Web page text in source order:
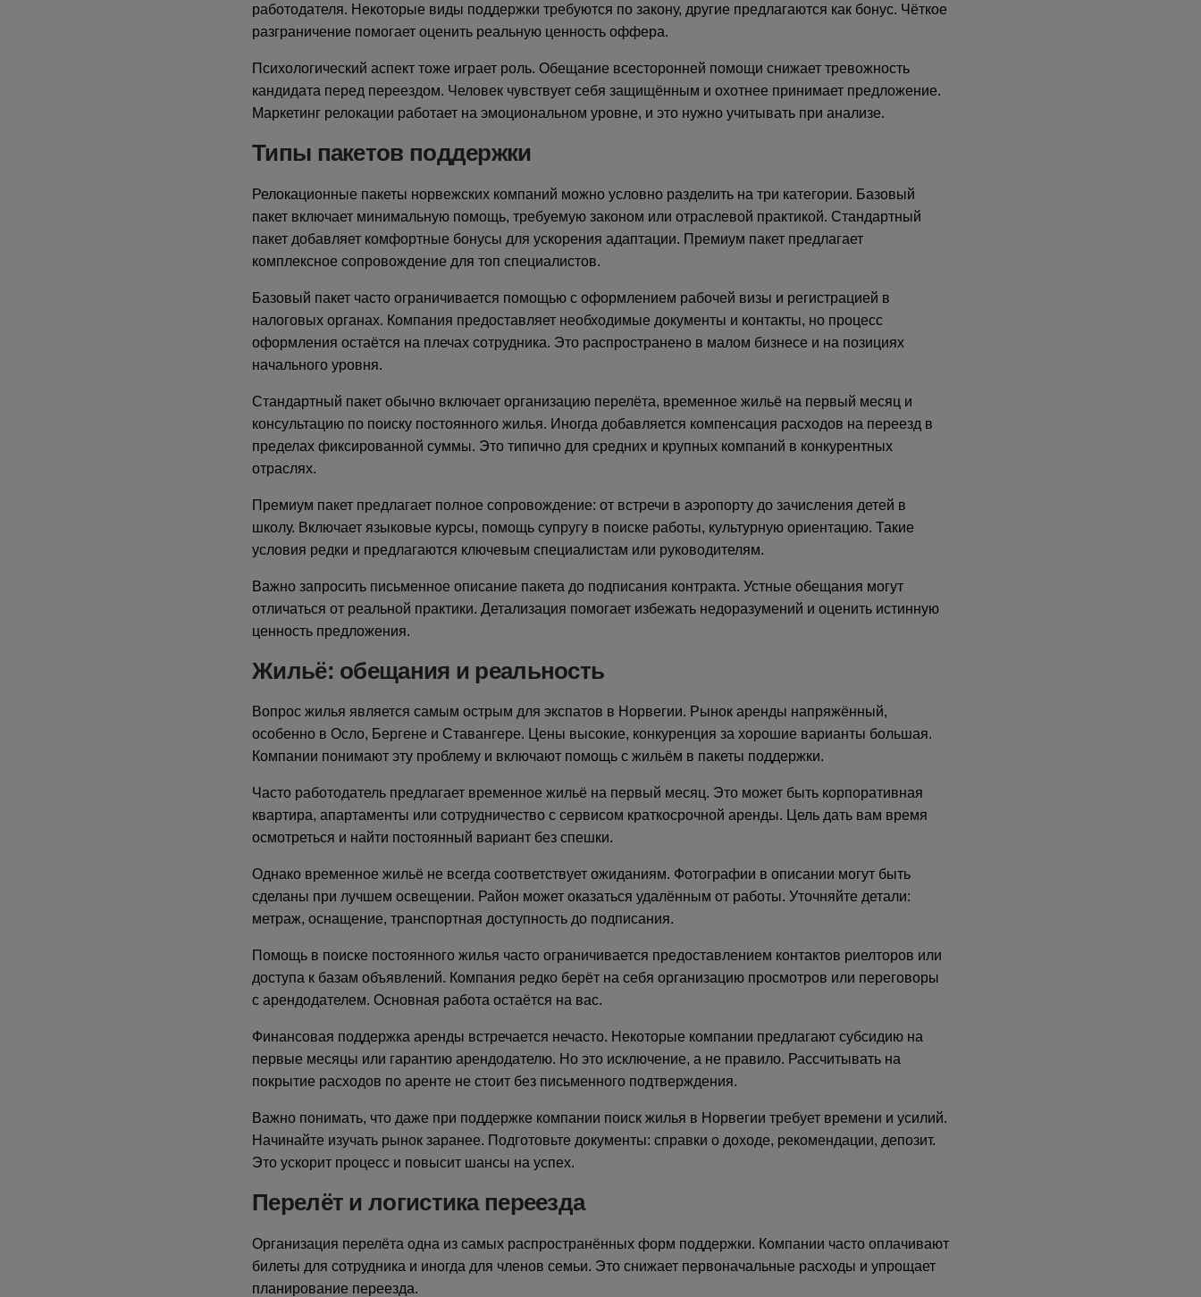
работодателя. Некоторые виды поддержки требуются по закону, другие предлагаются как бонус. Чёткое
разграничение помогает оценить реальную ценность оффера.
Психологический аспект тоже играет роль. Обещание всесторонней помощи снижает тревожность
кандидата перед переездом. Человек чувствует себя защищённым и охотнее принимает предложение.
Маркетинг релокации работает на эмоциональном уровне, и это нужно учитывать при анализе.
Типы пакетов поддержки
Релокационные пакеты норвежских компаний можно условно разделить на три категории. Базовый
пакет включает минимальную помощь, требуемую законом или отраслевой практикой. Стандартный
пакет добавляет комфортные бонусы для ускорения адаптации. Премиум пакет предлагает
комплексное сопровождение для топ специалистов.
Базовый пакет часто ограничивается помощью с оформлением рабочей визы и регистрацией в
налоговых органах. Компания предоставляет необходимые документы и контакты, но процесс
оформления остаётся на плечах сотрудника. Это распространено в малом бизнесе и на позициях
начального уровня.
Стандартный пакет обычно включает организацию перелёта, временное жильё на первый месяц и
консультацию по поиску постоянного жилья. Иногда добавляется компенсация расходов на переезд в
пределах фиксированной суммы. Это типично для средних и крупных компаний в конкурентных
отраслях.
Премиум пакет предлагает полное сопровождение: от встречи в аэропорту до зачисления детей в
школу. Включает языковые курсы, помощь супругу в поиске работы, культурную ориентацию. Такие
условия редки и предлагаются ключевым специалистам или руководителям.
Важно запросить письменное описание пакета до подписания контракта. Устные обещания могут
отличаться от реальной практики. Детализация помогает избежать недоразумений и оценить истинную
ценность предложения.
Жильё: обещания и реальность
Вопрос жилья является самым острым для экспатов в Норвегии. Рынок аренды напряжённый,
особенно в Осло, Бергене и Ставангере. Цены высокие, конкуренция за хорошие варианты большая.
Компании понимают эту проблему и включают помощь с жильём в пакеты поддержки.
Часто работодатель предлагает временное жильё на первый месяц. Это может быть корпоративная
квартира, апартаменты или сотрудничество с сервисом краткосрочной аренды. Цель дать вам время
осмотреться и найти постоянный вариант без спешки.
Однако временное жильё не всегда соответствует ожиданиям. Фотографии в описании могут быть
сделаны при лучшем освещении. Район может оказаться удалённым от работы. Уточняйте детали:
метраж, оснащение, транспортная доступность до подписания.
Помощь в поиске постоянного жилья часто ограничивается предоставлением контактов риелторов или
доступа к базам объявлений. Компания редко берёт на себя организацию просмотров или переговоры
с арендодателем. Основная работа остаётся на вас.
Финансовая поддержка аренды встречается нечасто. Некоторые компании предлагают субсидию на
первые месяцы или гарантию арендодателю. Но это исключение, а не правило. Рассчитывать на
покрытие расходов по аренте не стоит без письменного подтверждения.
Важно понимать, что даже при поддержке компании поиск жилья в Норвегии требует времени и усилий.
Начинайте изучать рынок заранее. Подготовьте документы: справки о доходе, рекомендации, депозит.
Это ускорит процесс и повысит шансы на успех.
Перелёт и логистика переезда
Организация перелёта одна из самых распространённых форм поддержки. Компании часто оплачивают
билеты для сотрудника и иногда для членов семьи. Это снижает первоначальные расходы и упрощает
планирование переезда.